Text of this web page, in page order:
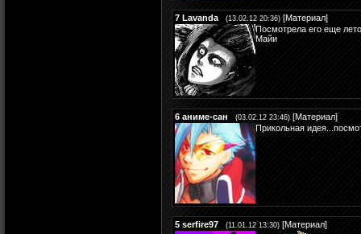
7 Lavanda (13.02.12 20:36) [Материал]
Посмотрела его еще
Майи
6 аниме-сан (03.02.12 23:46) [Материал]
Прикольная
5 serfire97 (11.01.12 13:30) [Материал]